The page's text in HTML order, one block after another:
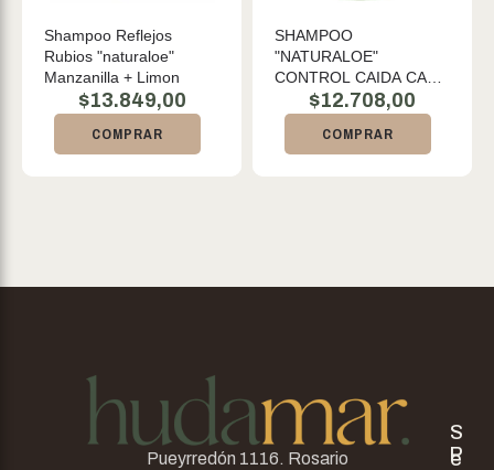
Shampoo Reflejos
Rubios "naturaloe"
Manzanilla + Limon
$13.849,00
COMPRAR
SHAMPOO
"NATURALOE"
CONTROL CAIDA CAB
GRASOS X 360 ML
$12.708,00
COMPRAR
Pueyrredón 1116. Rosario
P
S
e